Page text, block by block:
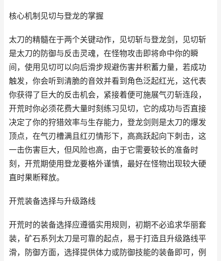
核心机制见切与登龙的掌握
太刀的精髓在于两个关键动作，见切斩与登龙剑，见切斩
是太刀的防御与反击灵魂，在怪物攻击即将命中你的瞬
间，使用见切可以向后滑步规避伤害并积蓄力量，若成功
触发，你会听到清脆的音效并看到角色泛起红光，这代表
你获得了巨大的反击机会，紧接着便可施展气刃斩连段，
开荒时你必须花费大量时刻练习见切，它的成功与否直接
决定了你的狩猎效率与生存能力，登龙剑则是太刀的爆发
顶点，在气刃槽满且红刃情形下，高高跃起向下刺击，这
一击伤害巨大，但风险也高，由于它需要较长的准备时
刻，开荒期使用登龙要格外谨慎，最好在怪物出现较大硬
直时果断释放。
开荒装备选择与升级路线
开荒时的装备选择应遵循实用规则，初期不必追求华丽套
装，矿石系列太刀是可靠的起点，易于打造且升级路线平
滑，防御方面，选择提供体力或防御技能的装备即可，例